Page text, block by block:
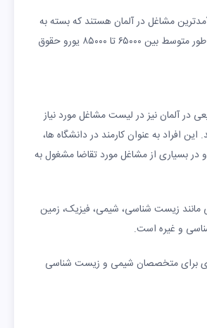
مشاغل در آلمان هستند که بسته به
تخصص و تجربه به طور متوسط بین ۶۵۰۰۰ تا ۸۵۰۰۰ یورو حقوق
در آلمان نیز در لیست مشاغل مورد نیاز
دارند. این افراد به عنوان کارمند در دانشگاه ها،
بسیاری از مشاغل مورد تقاضا مشغول به
مانند زیست شناسی، شیمی، فیزیک، زمین
و غیره است.
ای برای متخصصان شیمی و زیست شناسی